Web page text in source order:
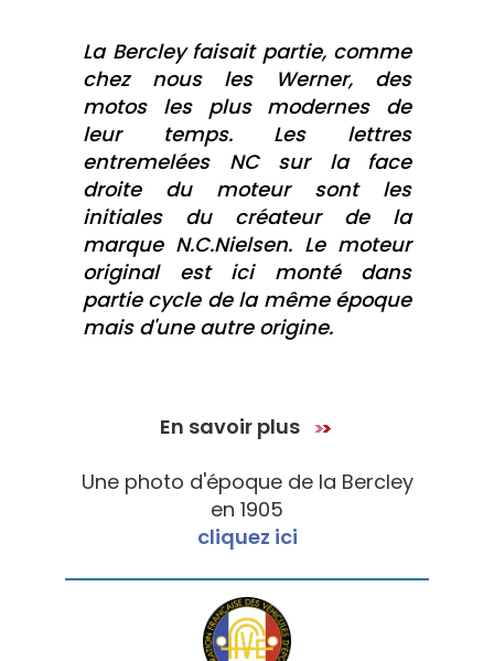
La Bercley faisait partie, comme
chez nous les Werner, des
motos les plus modernes de
leur temps. Les lettres
entremelées NC sur la face
droite du moteur sont les
initiales du créateur de la
marque N.C.Nielsen. Le moteur
original est ici monté dans
partie cycle de la même époque
mais d'une autre origine.
En savoir plus
Une photo d'époque de la Bercley
en 1905
cliquez ici